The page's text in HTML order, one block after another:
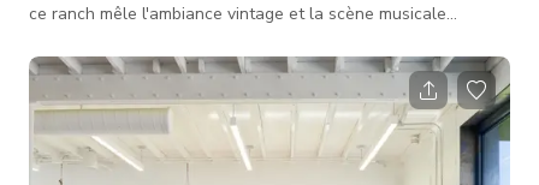
ce ranch mêle l'ambiance vintage et la scène musicale
un thème amusant. La chambre principale confortable "Moon
Room", la chambre d'amis "Hat Room", la chambre d'amis
"Music Room" et la quatrième chambre "Cave Room" dont les
murs sont recouverts de calcaire pour créer une pièce ultime
semblable à un